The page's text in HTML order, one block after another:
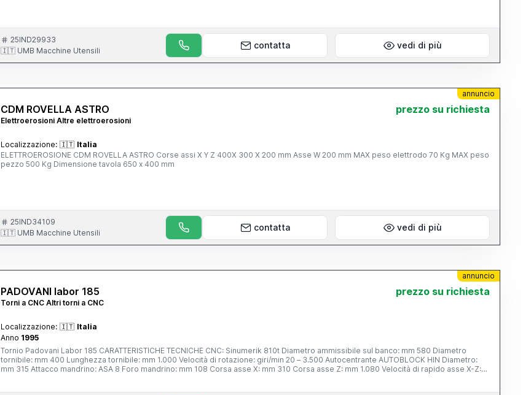
25IND29933
🇮🇹 UMB Macchine Utensili
contatta vedi di più
annuncio
CDM ROVELLA ASTRO
Elettroerosioni Altre elettroerosioni
prezzo su richiesta
Localizzazione: 🇮🇹 Italia
ELETTROEROSIONE CDM ROVELLA ASTRO Corse assi X Y Z 400X 300 X 200 mm Asse W 200 mm MAX peso elettrodo 70 Kg MAX peso
pezzo 500 Kg Dimensione tavola 650 x 400 mm
25IND34109
🇮🇹 UMB Macchine Utensili
contatta vedi di più
annuncio
PADOVANI labor 185
Torni a CNC Altri torni a CNC
prezzo su richiesta
Localizzazione: 🇮🇹 Italia
Anno 1995
Tornio Padovani Labor 185 CARATTERISTICHE TECNICHE CNC: Sinumerik 810t Diametro ammissibile sul banco: mm 580 Diametro
tornibile: mm 400 Lunghezza tornibile: mm 1.000 Velocità di rotazione: giri/min 20 – 3.500 Autocentrante AUTOBLOCK HIN Diametro:
mm 315 Attacco mandrino: ASA 8 Foro mandrino: mm 108 Corsa asse X: mm 310 Corsa asse Z: mm 1.080 Velocità di rapido asse X-Z: